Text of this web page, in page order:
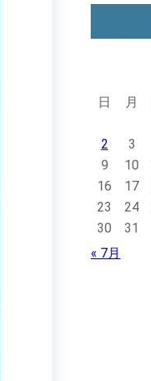
日
月
2
3
9
10
16
17
23
24
30
31
« 7月